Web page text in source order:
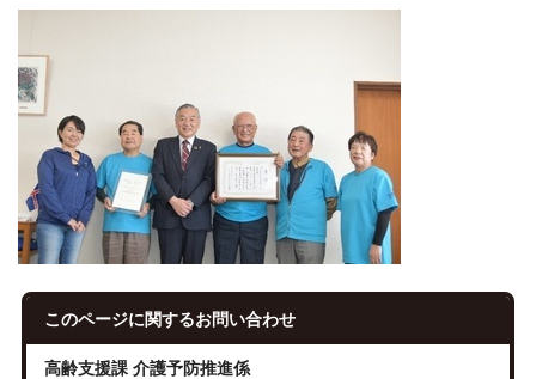
このページに関するお問い合わせ
高齢支援課 介護予防推進係